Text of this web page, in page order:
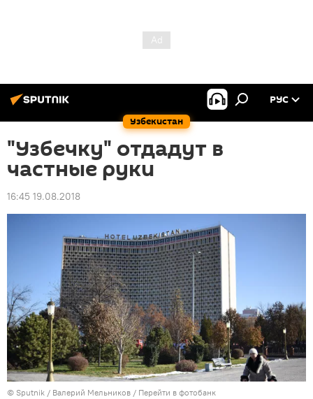
Узбекистан
РУС
"Узбечку" отдадут в
частные руки
16:45 19.08.2018
© Sputnik / Валерий Мельников / Перейти в фотобанк